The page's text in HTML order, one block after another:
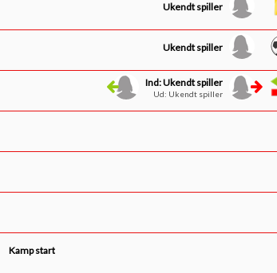
Ukendt spiller
Ukendt spiller
Ind: Ukendt spiller
Ud: Ukendt spiller
Kamp start